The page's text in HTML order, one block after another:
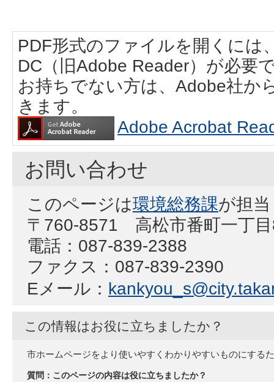
PDF形式のファイルを開くには
DC（旧Adobe Reader）が必要
お持ちでない方は、Adobe社か
きます。
Adobe Acrobat
お問い合わせ
このページは環境総務課が担
〒760-8571 高松市番町一丁
電話：087-839-2388
ファクス：087-839-2390
Eメール：
この情報はお役に立ちましたか？
市ホームページをより使いやすくわかりやすいものにする
質問：このページの内容は役に立ちましたか？